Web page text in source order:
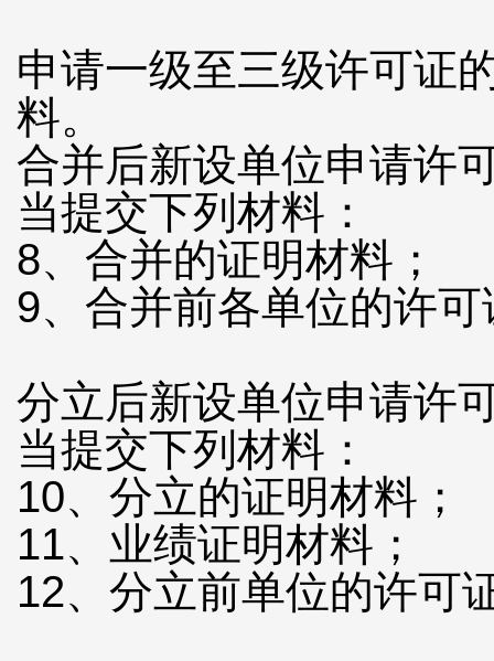
申请一级至三级许可证
料。
合并后新设单位申请许
当提交下列材料：
8、合并的证明材料；
9、合并前各单位的许可
分立后新设单位申请许
当提交下列材料：
10、分立的证明材料；
11、业绩证明材料；
12、分立前单位的许可